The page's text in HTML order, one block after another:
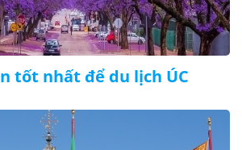
tốt nhất để du lịch ÚC